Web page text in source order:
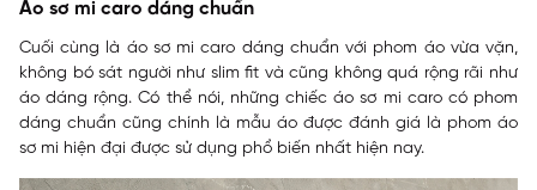
Áo sơ mi caro dáng chuẩn
Cuối cùng là áo sơ mi caro dáng chuẩn với phom áo vừa vặn,
không bó sát người như slim fit và cũng không quá rộng rãi như
áo dáng rộng. Có thể nói, những chiếc áo sơ mi caro có phom
dáng chuẩn cũng chính là mẫu áo được đánh giá là phom áo
sơ mi hiện đại được sử dụng phổ biến nhất hiện nay.